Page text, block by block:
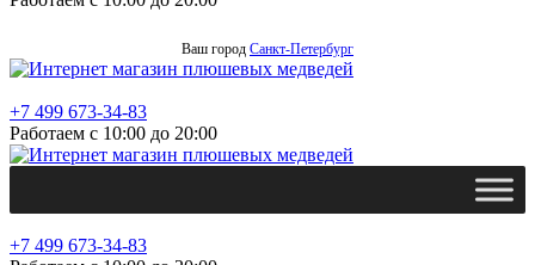
Ваш город Санкт-Петербург
+7 499 673-34-83
Работаем с 10:00 до 20:00
+7 499 673-34-83